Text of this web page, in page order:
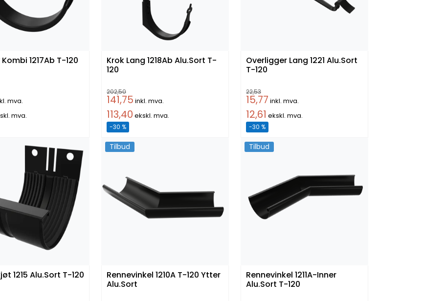
T-120
mva.
mva.
Krok Lang 1218Ab Alu.Sort T-
120
202,50
141,75 inkl. mva.
113,40 ekskl. mva.
-30 %
Overligger Lang 1221 Alu.Sort
T-120
22,53
15,77 inkl. mva.
12,61 ekskl. mva.
-30 %
Renneskjøt 1215 Alu.Sort T-120
Tilbud
Rennevinkel 1210A T-120 Ytter
Alu.Sort
Tilbud
Rennevinkel 1211A-Inner
Alu.Sort T-120